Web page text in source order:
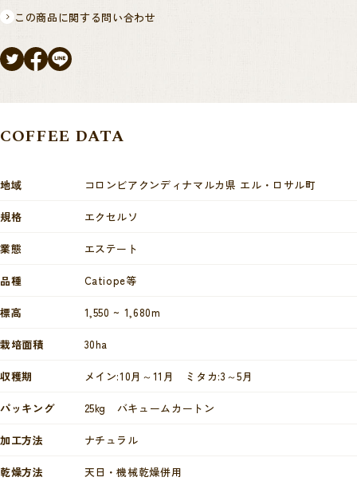
この商品に関する問い合わせ
COFFEE DATA
地域 コロンビアクンディナマルカ県 エル・ロサル町
規格 エクセルソ
業態 エステート
品種 Catiope等
標高 1,550 ~ 1,680m
栽培面積 30ha
収穫期 メイン:10月～11月 ミタカ:3～5月
パッキング 25kg バキュームカートン
加工方法 ナチュラル
乾燥方法 天日・機械乾燥併用